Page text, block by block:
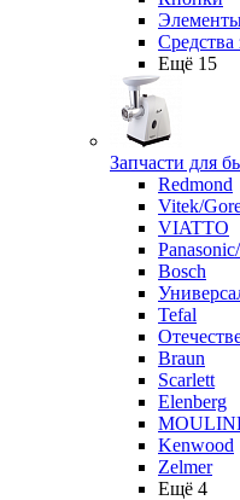
Ещё 15
Запчасти для
Redmond
Vitek/
VIATTO
Bosch
Tefal
Braun
Scarlett
Elenberg
Kenwood
Zelmer
Ещё 4